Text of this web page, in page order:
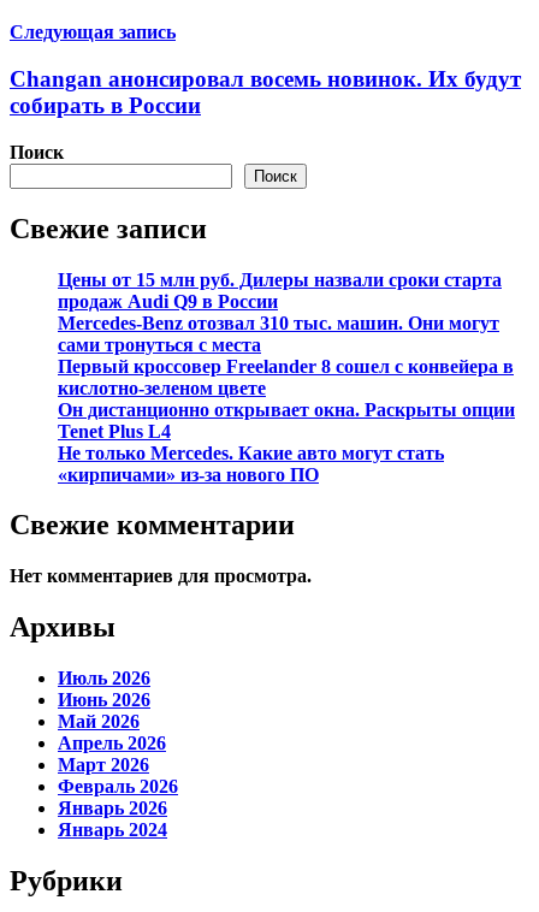
Следующая запись
Changan анонсировал восемь новинок. Их будут
собирать в России
Поиск
Поиск
Свежие записи
Цены от 15 млн руб. Дилеры назвали сроки старта
продаж Audi Q9 в России
Mercedes-Benz отозвал 310 тыс. машин. Они могут
сами тронуться с места
Первый кроссовер Freelander 8 сошел с конвейера в
кислотно-зеленом цвете
Он дистанционно открывает окна. Раскрыты опции
Tenet Plus L4
Не только Mercedes. Какие авто могут стать
«кирпичами» из-за нового ПО
Свежие комментарии
Нет комментариев для просмотра.
Архивы
Июль 2026
Июнь 2026
Май 2026
Апрель 2026
Март 2026
Февраль 2026
Январь 2026
Январь 2024
Рубрики